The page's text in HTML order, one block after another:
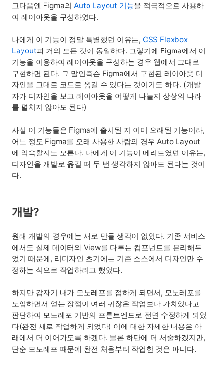
그다음엔 Figma의 Auto Layout 기능을 적극적으로 사용하
여 레이아웃을 구성하였다.
나에게 이 기능이 정말 특별했던 이유는, CSS Flexbox
Layout과 거의 모든 것이 동일하다. 그렇기에 Figma에서 이
기능을 이용하여 레이아웃을 구성하는 경우 웹에서 그대로
구현하면 된다. 그 말인즉슨 Figma에서 구현된 레이아웃 디
자인을 그대로 코드로 옮길 수 있다는 것이기도 하다. (개발
자가 디자인을 보고 레이아웃을 어떻게 나눌지 상상의 나라
를 펼치지 않아도 된다)
사실 이 기능들은 Figma에 출시된 지 이미 오래된 기능이라,
어느 정도 Figma를 오래 사용한 사람의 경우 Auto Layout
에 익숙할지도 모른다. 나에게 이 기능이 메리트였던 이유는,
디자인을 개발로 옮길 때 두 번 생각하지 않아도 된다는 것이
다.
개발?
원래 개발의 경우에는 새로 만들 생각이 없었다. 기존 서비스
에서도 실제 데이터와 View를 다루는 컴포넌트를 분리해두
었기 때문에, 리디자인 초기에는 기존 소스에서 디자인만 수
정하는 식으로 작업하려고 했었다.
하지만 갑자기 내가 모노레포를 접하게 되면서, 모노레포를
도입하면서 얻는 장점이 여러 귀찮은 작업보다 가치있다고
판단하여 모노레포 기반의 프론트엔드로 전면 수정하게 되었
다(완전 새로 작업하게 되었다) 이에 대한 자세한 내용은 아
래에서 더 이어가도록 하겠다. 물론 하단에 더 서술하겠지만,
단순 모노레포 때문에 완전 처음부터 작업한 것은 아니다.